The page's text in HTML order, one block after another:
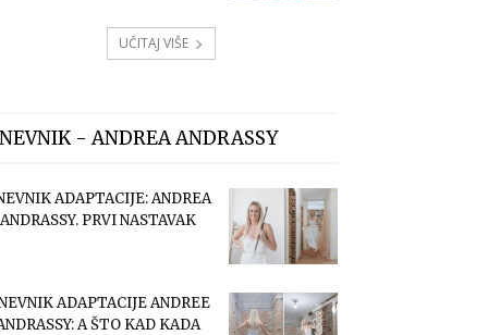
UČITAJ VIŠE
- ANDREA ANDRASSY
ADAPTACIJE: ANDREA
ANDRASSY. PRVI NASTAVAK
ADAPTACIJE ANDREE
A ŠTO KAD KADA